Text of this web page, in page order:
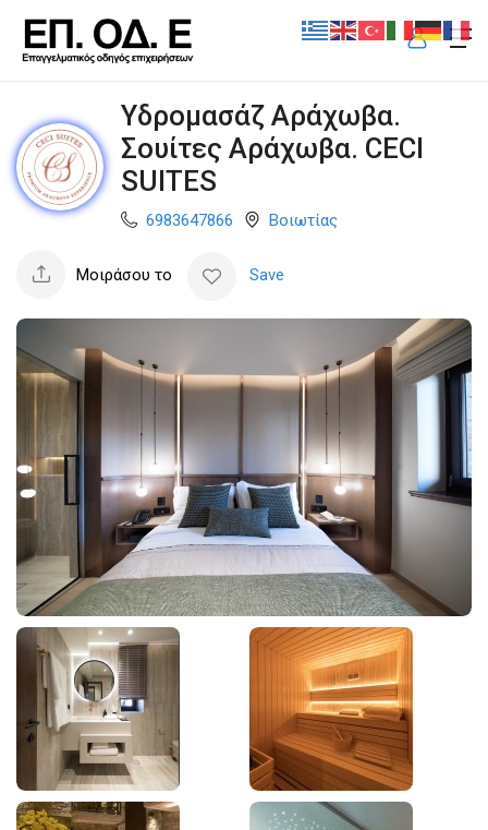
Υδρομασάζ Αράχωβα.
Σουίτες Αράχωβα. CECI
SUITES
6983647866 Βοιωτίας
Μοιράσου το Save